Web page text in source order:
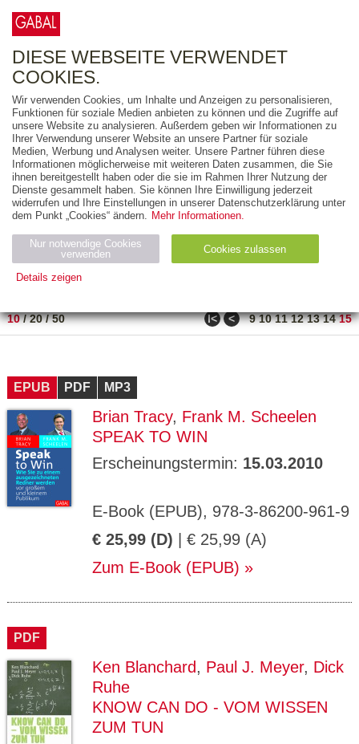
FREITEXT
AUSGABEART
AUS DER REIHE
ZUM THEMA
Neuerscheinung
Bestseller
PREIS
10/20/50 ǀ< < 9 10 11 12 13 14 15
EPUB PDF MP3
Brian Tracy, Frank M. Scheelen
SPEAK TO WIN
Erscheinungstermin: 15.03.2010
E-Book (EPUB), 978-3-86200-961-9
€ 25,99 (D) | € 25,99 (A)
Zum E-Book (EPUB)
PDF
Ken Blanchard, Paul J. Meyer, Dick
Ruhe
KNOW CAN DO - VOM WISSEN
ZUM TUN
DIESE WEBSEITE VERWENDET
COOKIES.
Wir verwenden Cookies, um Inhalte und Anzeigen zu personalisieren,
Funktionen für soziale Medien anbieten zu können und die Zugriffe auf
unsere Website zu analysieren. Außerdem geben wir Informationen zu
Ihrer Verwendung unserer Website an unsere Partner für soziale
Medien, Werbung und Analysen weiter. Unsere Partner führen diese
Informationen möglicherweise mit weiteren Daten zusammen, die Sie
ihnen bereitgestellt haben oder die sie im Rahmen Ihrer Nutzung der
Dienste gesammelt haben. Sie können Ihre Einwilligung jederzeit
widerrufen und Ihre Einstellungen in unserer Datenschutzerklärung unter
dem Punkt „Cookies“ ändern. Mehr Informationen.
Nur notwendige Cookies
verwenden
Cookies zulassen
Details zeigen
Name Zweck
ESSION
_ID
verlag.
de
Session verwendet
GV_CO
OKIES
gabal-
de
Speichert den Zustimmungsstatus des
Benutzers für Cookies auf der aktuellen
Domäne.
90